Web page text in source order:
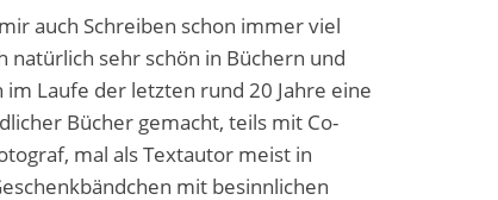
auch Schreiben schon immer viel
natürlich sehr schön in Büchern und
Laufe der letzten rund 20 Jahre eine
Bücher gemacht, teils mit Co-
mal als Textautor meist in
mit besinnlichen